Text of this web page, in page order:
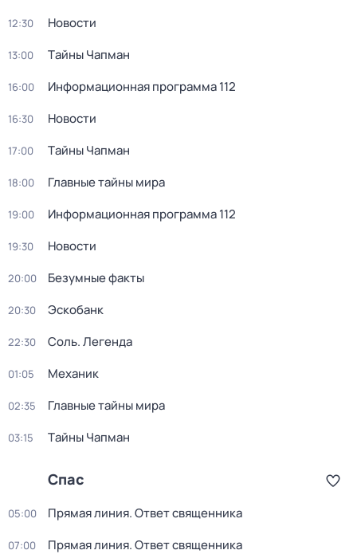
12:30 Новости
13:00 Тaйны Чапман
16:00 Информационная программа 112
16:30 Новости
17:00 Тaйны Чапман
18:00 Главные тайны мира
19:00 Информационная программа 112
19:30 Новости
20:00 Безумные факты
20:30 Эскобанк
22:30 Соль. Легенда
01:05 Механик
02:35 Главные тайны мира
03:15 Тaйны Чапман
Спас
05:00 Прямая линия. Ответ священника
07:00 Прямая линия. Ответ священника